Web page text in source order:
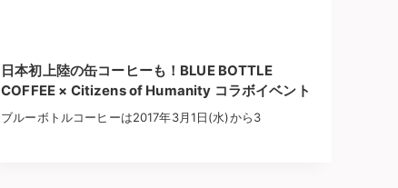
日本初上陸の缶コーヒーも！BLUE BOTTLE
COFFEE × Citizens of Humanity コラボイベント
ブルーボトルコーヒーは2017年3月1日(水)から3